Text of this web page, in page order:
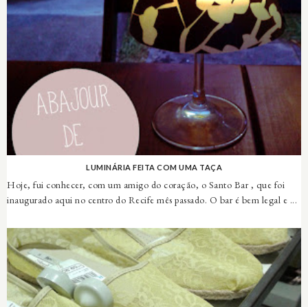
LUMINÁRIA FEITA COM UMA TAÇA
Hoje, fui conhecer, com um amigo do coração, o Santo Bar , que foi
inaugurado aqui no centro do Recife mês passado. O bar é bem legal e ...